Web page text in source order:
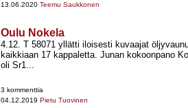
13.06.2020 Teemu Saukkonen
Oulu Nokela
4.12. T 58071 yllätti iloisesti kuvaajat
kaikkiaan 17 kappaletta. Junan kokoonpano
oli Sr1...
3 kommenttia
04.12.2019 Pietu Tuovinen